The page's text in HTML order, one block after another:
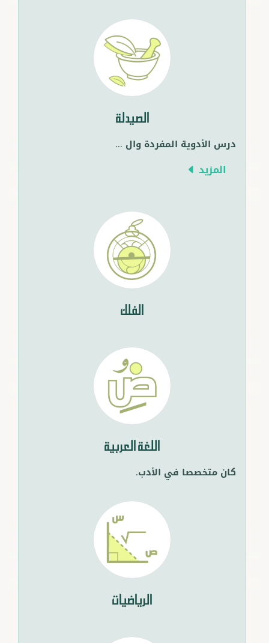
الصيدلة
درس الأدوية المفردة وال ...
المزيد
الفلك
اللغة العربية
كان متخصصا في الأدب.
الرياضيات